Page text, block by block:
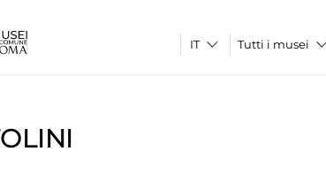
Tutti i musei